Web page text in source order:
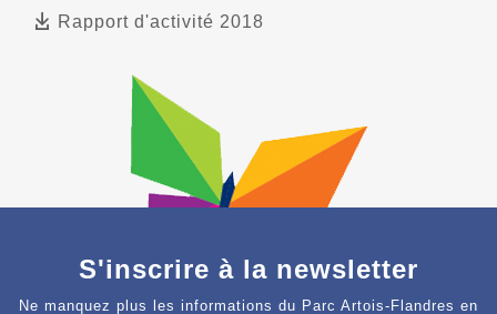
Rapport d'activité 2018
S'inscrire à la newsletter
Ne manquez plus les informations du Parc Artois-Flandres en